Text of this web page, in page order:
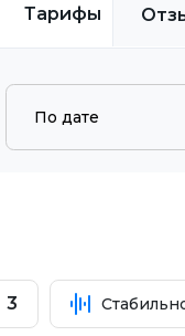
Тарифы
3